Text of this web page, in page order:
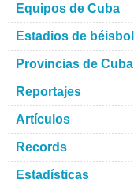
Equipos de Cuba
Estadios de béisbol
Provincias de Cuba
Reportajes
Artículos
Records
Estadísticas